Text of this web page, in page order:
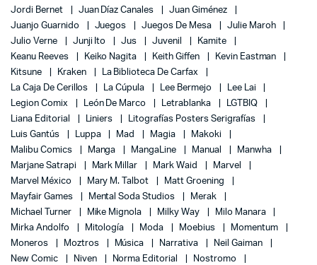
Jordi Bernet
Juan Díaz Canales
Juan Giménez
Juanjo Guarnido
Juegos Juegos De Mesa
Julie Maroh
Julio Verne
Junji Ito Jus Juvenil
Kamite
Keanu Reeves
Keiko Nagita Keith Giffen
Kevin Eastman
Kitsune
Kraken
La Biblioteca De Carfax
La Caja De Cerillos
La Cúpula Lee Bermejo
Lee Lai
Legion Comix
León De Marco Letrablanka
LGTBIQ
Liana Editorial
Liniers
Litografías Posters Serigrafías
Luis Gantús
Luppa Mad Magia
Makoki
Malibu Comics
Manga MangaLine Manual
Manwha
Marjane Satrapi
Mark Millar Mark Waid
Marvel
Marvel México
Mary M. Talbot
Matt Groening
Mayfair Games
Mental Soda Studios
Merak
Michael Turner
Mike Mignola Milky Way
Milo Manara
Mirka Andolfo
Mitología Moda Moebius
Momentum
Moneros
Moztros Música Narrativa
Neil Gaiman
New Comic
Niven Norma Editorial
Nostromo